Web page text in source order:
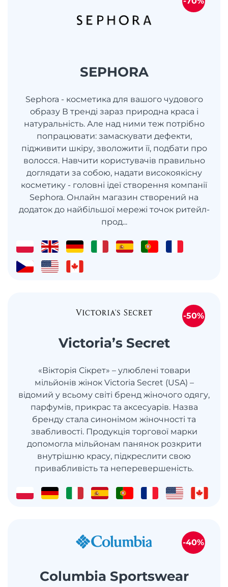
SEPHORA
Sephora - косметика для вашого чудового
образу В тренді зараз природна краса і
натуральність. Але над ними теж потрібно
попрацювати: замаскувати дефекти,
підживити шкіру, зволожити її, подбати про
волосся. Навчити користувачів правильно
доглядати за собою, надати високоякісну
косметику - головні ідеї створення компанії
Sephora. Онлайн магазин створений на
додаток до найбільшої мережі точок ритейл-
прод...
Victoria’s Secret
«Вікторія Сікрет» – улюблені товари
мільйонів жінок Victoria Secret (USA) –
відомий у всьому світі бренд жіночого одягу,
парфумів, прикрас та аксесуарів. Назва
бренду стала синонімом жіночності та
звабливості. Продукція торгової марки
допомогла мільйонам панянок розкрити
внутрішню красу, підкреслити свою
привабливість та неперевершеність.
-50%
Columbia Sportswear
-40%